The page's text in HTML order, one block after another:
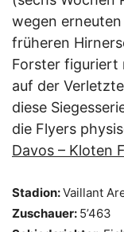
wegen
früheren
Forster figuriert
auf der
diese
die Flyers
Davos – Kloten
Stadion:Vaillant
Zuschauer: 5’463